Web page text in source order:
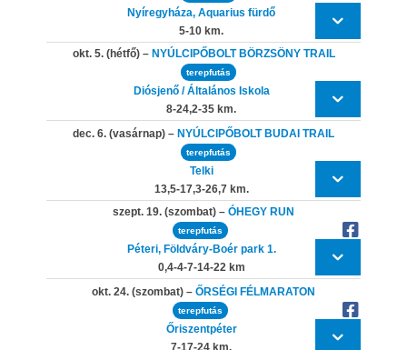
Nyíregyháza, Aquarius fürdő
5-10 km.
okt. 5. (hétfő) – NYÚLCIPŐBOLT BÖRZSÖNY TRAIL
terepfutás
Diósjenő / Általános Iskola
8-24,2-35 km.
dec. 6. (vasárnap) – NYÚLCIPŐBOLT BUDAI TRAIL
terepfutás
Telki
13,5-17,3-26,7 km.
szept. 19. (szombat) – ÓHEGY RUN
terepfutás
Péteri, Földváry-Boér park 1.
0,4-4-7-14-22 km
okt. 24. (szombat) – ŐRSÉGI FÉLMARATON
terepfutás
Őriszentpéter
7-17-24 km.